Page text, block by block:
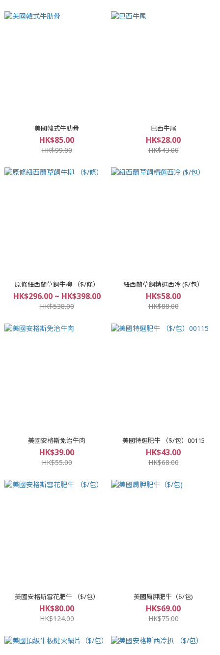
美國韓式牛肋骨
HK$85.00
HK$99.00
巴西牛尾
HK$28.00
HK$43.00
原條紐西蘭草飼牛柳 （$/條）
HK$296.00 ~ HK$398.00
HK$538.00
紐西蘭草飼精選西冷 ($/包）
HK$58.00
HK$88.00
美國安格斯免治牛肉
HK$39.00
HK$55.00
美國特選肥牛 （$/包）00115
HK$43.00
HK$68.00
美國安格斯雪花肥牛 （$/包）
HK$80.00
HK$124.00
美國肩胛肥牛（$/包)
HK$69.00
HK$75.00